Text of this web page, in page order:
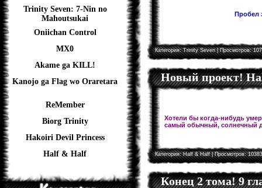
Trinity Seven: 7-Nin no
Mahoutsukai
Oniichan Control
MX0
Akame ga KILL!
Kanojo ga Flag wo Oraretara
ReMember
Biorg Trinity
Hakoiri Devil Princess
Half & Half
Пробел
Категория:Trinity Seven| Просмотров:
Новый проект!
Хотели бы когда-нибудь
самый обычный, солнечный
Категория:Half & Half| Просмотров:
Конец 2 тома! 9